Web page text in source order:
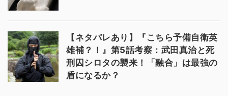
【ネタバレあり】『こちら予備自衛英
雄補？！』第5話考察：武田真治と死
刑囚シロタの襲来！「融合」は最強の
盾になるか？